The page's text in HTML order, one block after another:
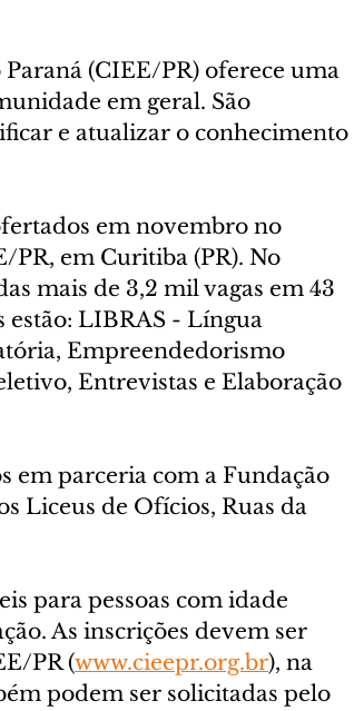
(CIEE/PR) oferece uma
em geral. São
e atualizar o conhecimento
em novembro no
PR, em Curitiba (PR). No
mais de 3,2 mil vagas em 43
estão: LIBRAS - Língua
Empreendedorismo
Entrevistas e Elaboração
em parceria com a Fundação
Liceus de Ofícios, Ruas da
para pessoas com idade
As inscrições devem ser
PR (www.cieepr.org.br), na
podem ser solicitadas pelo